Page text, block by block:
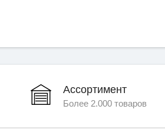
Ассортимент
Более 2.000 товаров